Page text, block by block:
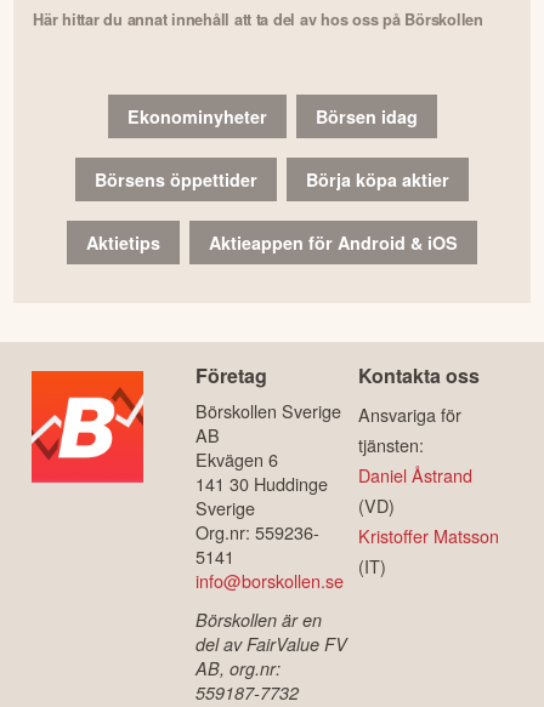
Här hittar du annat innehåll att ta del av hos oss på Börskollen
Ekonominyheter Börsen idag
Börsens öppettider Börja köpa aktier
Aktietips Aktieappen för Android & iOS
Företag
Börskollen Sverige
AB
Ekvägen 6
141 30 Huddinge
Sverige
Org.nr: 559236-
5141
info@borskollen.se
Börskollen är en
del av FairValue FV
AB, org.nr:
559187-7732
Kontakta oss
Ansvariga för
tjänsten:
Daniel Åstrand
(VD)
Kristoffer Matsson
(IT)